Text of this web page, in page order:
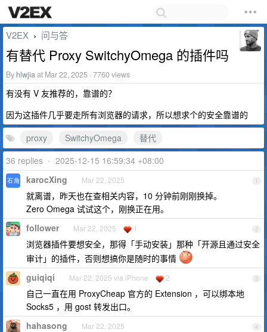
V2EX › 问与答
有替代 Proxy SwitchyOmega 的插件吗
By hlwjiaat Mar 22, 2025 · 7760 views
有没有 V 友推荐的，靠谱的？
因为这插件几乎要走所有浏览器的请求，所以想求个的安全靠谱的
proxy
SwitchyOmega
替代
36 replies • 2025-12-15 16:59:34 +08:00
1
karocXing Mar 22, 2025
就离谱，昨天也在查相关内容，10 分钟前刚刚换掉。
Zero Omega 试试这个，刚换正在用。
2
follower Mar 22, 2025 1
浏览器插件要想安全，那得「手动安装」那种「开源且通过安全
审计」的插件，否则想搞你是随时的事情
3
guiqiqi Mar 22, 2025 via iPhone 2
自己一直在用 ProxyCheap 官方的 Extension ，可以绑本地
Socks5 ，用 gost 转发出口。
4
hahasong Mar 22, 2025